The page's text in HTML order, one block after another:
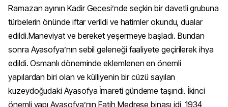
Ramazan ayının Kadir Gecesi’nde seçkin bir davetli grubuna
türbelerin önünde iftar verildi ve hatimler okundu, dualar
edildi.Maneviyat ve bereket yeşermeye başladı. Bundan
sonra Ayasofya’nın sebil geleneği faaliyete geçirilerek ihya
edildi. Osmanlı döneminde eklemlenen en önemli
yapılardan biri olan ve külliyenin bir cüzü sayılan
kuzeydoğudaki Ayasofya İmareti gündeme taşındı. İkinci
önemli yapı Ayasofya’nın Fatih Medrese binası idi, 1934